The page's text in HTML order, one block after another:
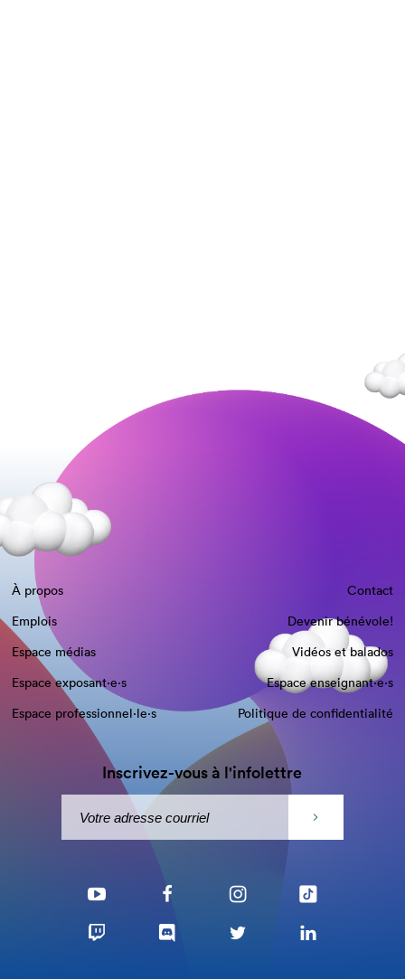
À propos
Contact
Emplois
Devenir bénévole!
Espace médias
Vidéos et balados
Espace exposant·e⋅s
Espace enseignant·e⋅s
Espace professionnel·le⋅s
Politique de confidentialité
Inscrivez-vous à l'infolettre